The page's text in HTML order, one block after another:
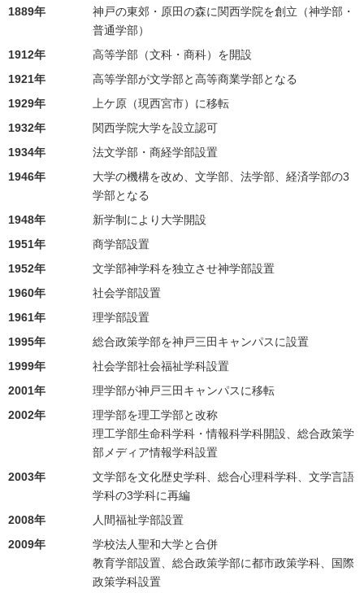
1889年
神戸の東郊・原田の森に関西学院を創立（神学部・
普通学部）
1912年
高等学部（文科・商科）を開設
1921年
高等学部が文学部と高等商業学部となる
1929年
上ケ原（現西宮市）に移転
1932年
関西学院大学を設立認可
1934年
法文学部・商経学部設置
1946年
大学の機構を改め、文学部、法学部、経済学部の3
学部となる
1948年
新学制により大学開設
1951年
商学部設置
1952年
文学部神学科を独立させ神学部設置
1960年
社会学部設置
1961年
理学部設置
1995年
総合政策学部を神戸三田キャンパスに設置
1999年
社会学部社会福祉学科設置
2001年
理学部が神戸三田キャンパスに移転
2002年
理学部を理工学部と改称
理工学部生命科学科・情報科学科開設、総合政策学
部メディア情報学科設置
2003年
文学部を文化歴史学科、総合心理科学科、文学言語
学科の3学科に再編
2008年
人間福祉学部設置
2009年
学校法人聖和大学と合併
教育学部設置、総合政策学部に都市政策学科、国際
政策学科設置